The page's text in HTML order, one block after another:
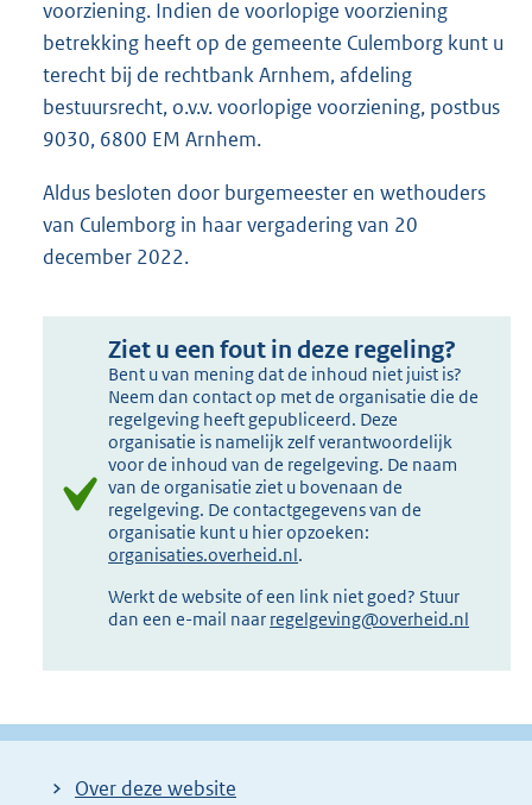
voorziening. Indien de voorlopige voorziening
betrekking heeft op de gemeente Culemborg kunt u
terecht bij de rechtbank Arnhem, afdeling
bestuursrecht, o.v.v. voorlopige voorziening, postbus
9030, 6800 EM Arnhem.
Aldus besloten door burgemeester en wethouders
van Culemborg in haar vergadering van 20
december 2022.
Ziet u een fout in deze regeling?
Bent u van mening dat de inhoud niet juist is?
Neem dan contact op met de organisatie die de
regelgeving heeft gepubliceerd. Deze
organisatie is namelijk zelf verantwoordelijk
voor de inhoud van de regelgeving. De naam
van de organisatie ziet u bovenaan de
regelgeving. De contactgegevens van de
organisatie kunt u hier opzoeken:
organisaties.overheid.nl.
Werkt de website of een link niet goed? Stuur
dan een e-mail naar regelgeving@overheid.nl
Over deze website